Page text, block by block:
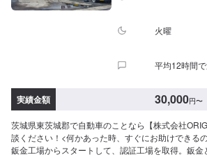
火曜
平均12時間
実績金額 30,000円〜
茨城県東茨城郡で自動車のことなら【株式会社
談ください！<何かあった時、すぐにお助けできる
鈑金工場からスタートして、認証工場を取得。鈑